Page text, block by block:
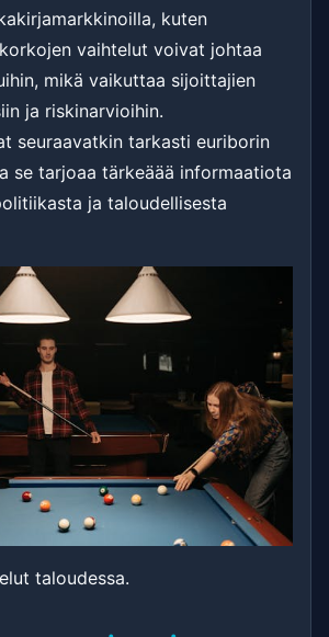
kuten
vaihtelut voivat johtaa
mikä vaikuttaa sijoittajien
ja riskinarvioihin.
seuraavatkin tarkasti euriborin
se tarjoaa tärkeäää informaatiota
ja taloudellisesta
taloudessa.